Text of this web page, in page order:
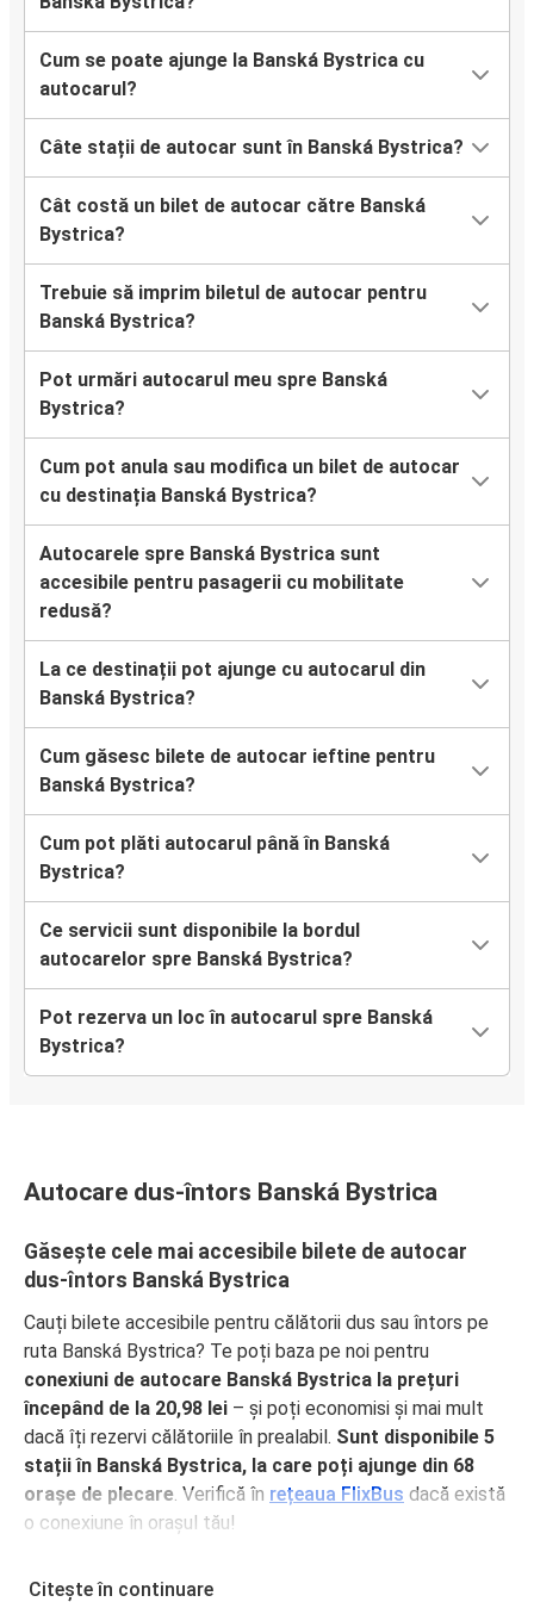
Cum se poate ajunge la Banská Bystrica cu
autocarul?
Câte stații de autocar sunt în Banská Bystrica?
Cât costă un bilet de autocar către Banská
Bystrica?
Trebuie să imprim biletul de autocar pentru
Banská Bystrica?
Pot urmări autocarul meu spre Banská
Bystrica?
Cum pot anula sau modifica un bilet de autocar
cu destinația Banská Bystrica?
Autocarele spre Banská Bystrica sunt
accesibile pentru pasagerii cu mobilitate
redusă?
La ce destinații pot ajunge cu autocarul din
Banská Bystrica?
Cum găsesc bilete de autocar ieftine pentru
Banská Bystrica?
Cum pot plăti autocarul până în Banská
Bystrica?
Ce servicii sunt disponibile la bordul
autocarelor spre Banská Bystrica?
Pot rezerva un loc în autocarul spre Banská
Bystrica?
Autocare dus-întors Banská Bystrica
Găsește cele mai accesibile bilete de autocar
dus-întors Banská Bystrica
Cauți bilete accesibile pentru călătorii dus sau întors pe
ruta Banská Bystrica? Te poți baza pe noi pentru
conexiuni de autocare Banská Bystrica la prețuri
începând de la 20,98 lei – și poți economisi și mai mult
dacă îți rezervi călătoriile în prealabil. Sunt disponibile 5
stații în Banská Bystrica, la care poți ajunge din 68
orașe de plecare . Verifică în rețeaua FlixBus dacă există
o conexiune în orașul tău!
Banská Bystrica cu FlixBus
Citește în continuare